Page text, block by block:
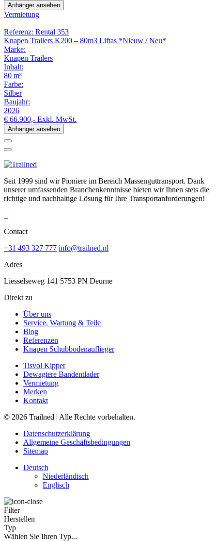
Anhänger ansehen
Vermietung
Referenz: Rental 353
Knapen Trailers K200 – 80m3 Liftas *Nieuw / Neu*
Marke:
Knapen Trailers
Inhalt:
80 m³
Farbe:
Silber
Baujahr:
2026
€ 66.900,- Exkl. MwSt.
Anhänger ansehen
Seit 1999 sind wir Pioniere im Bereich Massenguttransport. Dank
unserer umfassenden Branchenkenntnisse bieten wir Ihnen stets die
richtige und nachhaltige Lösung für Ihre Transportanforderungen!
Contact
+31 493 327 777 info@trailned.nl
Adres
Liesselseweg 141 5753 PN Deurne
Direkt zu
Über uns
Service, Wartung & Teile
Blog
Referenzen
Knapen Schubbodenauflieger
Tisvol Kipper
Dewagtere Bandentlader
Vermietung
Merken
Kontakt
© 2026 Trailned | Alle Rechte vorbehalten.
Datenschutzerklärung
Allgemeine Geschäftsbedingungen
Sitemap
Deutsch
Niederländisch
Englisch
Filter
Herstellen
Typ
Wählen Sie Ihren Typ...